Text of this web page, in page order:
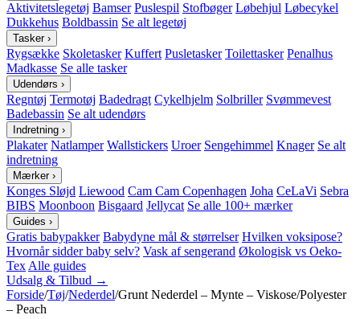
Aktivitetslegetøj Bamser Puslespil Stofbøger Løbehjul Løbecykel
Dukkehus Boldbassin Se alt legetøj
Tasker ›
Rygsække Skoletasker Kuffert Pusletasker Toilettasker Penalhus
Madkasse Se alle tasker
Udendørs ›
Regntøj Termotøj Badedragt Cykelhjelm Solbriller Svømmevest
Badebassin Se alt udendørs
Indretning ›
Plakater Natlamper Wallstickers Uroer Sengehimmel Knager Se alt
indretning
Mærker ›
Konges Sløjd Liewood Cam Cam Copenhagen Joha CeLaVi Sebra
BIBS Moonboon Bisgaard Jellycat Se alle 100+ mærker
Guides ›
Gratis babypakker Babydyne mål & størrelser Hvilken voksipose?
Hvornår sidder baby selv? Vask af sengerand Økologisk vs Oeko-
Tex Alle guides
Udsalg & Tilbud →
Forside/Tøj/Nederdel/Grunt Nederdel – Mynte – Viskose/Polyester
– Peach